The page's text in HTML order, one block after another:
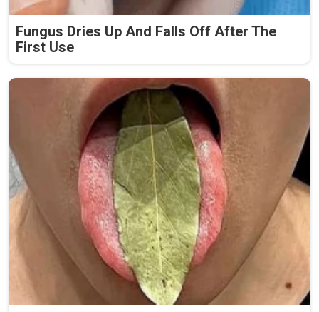
Fungus Dries Up And Falls Off After The
First Use